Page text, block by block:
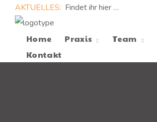
AKTUELLES: Findet ihr hier …
Home Praxis Team
Kontakt